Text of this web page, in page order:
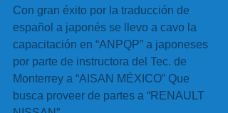
Con gran éxito por la traducción de
español a japonés se llevo a cavo la
capacitación en “ANPQP” a japoneses
por parte de instructora del Tec. de
Monterrey a “AISAN MÉXICO” Que
busca proveer de partes a “RENAULT